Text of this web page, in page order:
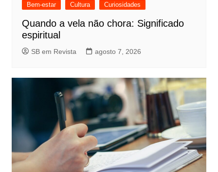
Bem-estar Cultura Curiosidades
Quando a vela não chora: Significado
espiritual
SB em Revista agosto 7, 2026